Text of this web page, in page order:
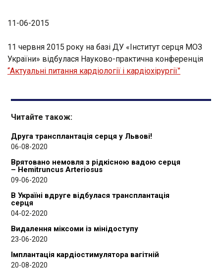
11-06-2015
11 червня 2015 року на базі ДУ «Інститут серця МОЗ
України» відбулася Науково-практична конференція
“Актуальні питання кардіології і кардіохірургії”
Читайте також:
Друга трансплантація серця у Львові!
06-08-2020
Врятовано немовля з рідкісною вадою серця
– Hemitruncus Arteriosus
09-06-2020
В Україні вдруге відбулася трансплантація
серця
04-02-2020
Видалення міксоми із мінідоступу
23-06-2020
Імплантація кардіостимулятора вагітній
20-08-2020